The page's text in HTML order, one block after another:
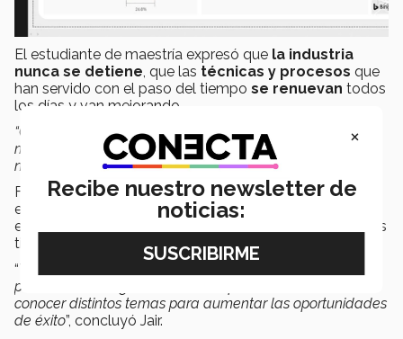
El estudiante de maestría expresó que la industria
nunca se detiene, que las técnicas y procesos que
han servido con el paso del tiempo se renuevan todos
los días y van mejorando.
“Como profesionales siempre debemos estar en una
mejora continua y con flexibilidad de adaptarnos a las
nuevas tecnologías y filosofías”, expresó.
Finalmente, Jair reflexionó la importancia de siempre
estar abierto a
explorartemas de todo tipo, porque
eso te llevará a tener la capacidad de
muchos
tipos de
problemas.
“Ya sea para un emprendimiento personal o para
potenciar una organización, es importante abrirse a
conocer distintos temas para aumentar las oportunidades
de éxito”, concluyó Jair.
×
Recibe nuestro newsletter de
noticias: